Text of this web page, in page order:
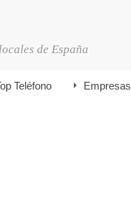
de España
Teléfono Empresas